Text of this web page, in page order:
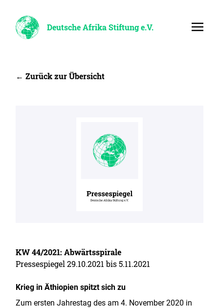
Deutsche Afrika Stiftung e.V.
← Zurück zur Übersicht
KW 44/2021: Abwärtsspirale
Pressespiegel 29.10.2021 bis 5.11.2021
Krieg in Äthiopien spitzt sich zu
Zum ersten Jahrestag des am 4. November 2020 in